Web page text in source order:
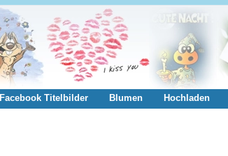
Facebook Titelbilder Blumen Hochladen